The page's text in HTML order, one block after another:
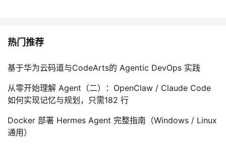
热门推荐
基于华为云码道与CodeArts的 Agentic DevOps 实践
从零开始理解 Agent（二）：OpenClaw / Claude Code
如何实现记忆与规划，只需182 行
Docker 部署 Hermes Agent 完整指南（Windows / Linux
通用）